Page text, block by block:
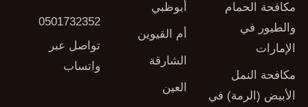
مكافحة الحمام
والطيور في
الإمارات
مكافحة النمل
الأبيض (الرمة) في
أبوظبي
أم القيوين
الشارقة
العين
0501732352
تواصل عبر
واتساب